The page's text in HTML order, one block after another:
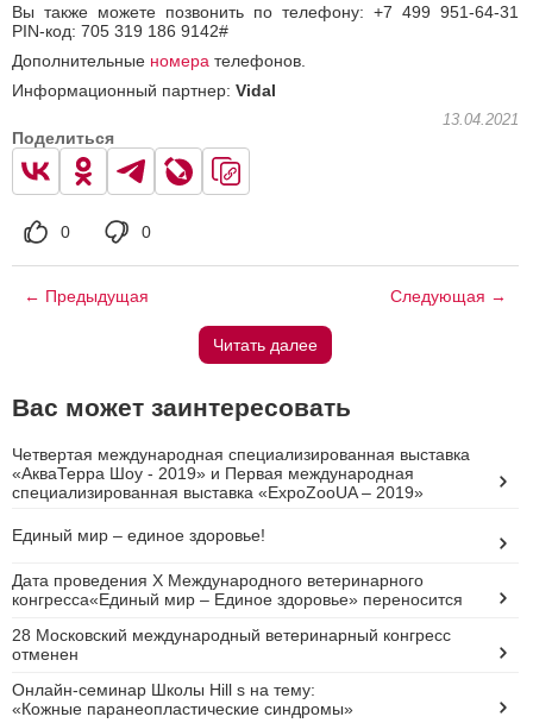
Вы также можете позвонить по телефону: +7 499 951-64-31
PIN-код: 705 319 186 9142#
Дополнительные номера телефонов.
Информационный партнер: Vidal
13.04.2021
Поделиться
0 0
← Предыдущая Следующая →
Читать далее
Вас может заинтересовать
Четвертая международная специализированная выставка
«АкваТерра Шоу - 2019» и Первая международная
специализированная выставка «ExpoZooUA – 2019»
Единый мир – единое здоровье!
Дата проведения X Международного ветеринарного
конгресса«Единый мир – Единое здоровье» переносится
28 Московский международный ветеринарный конгресс
отменен
Онлайн-семинар Школы Hill s на тему:
«Кожные паранеопластические синдромы»